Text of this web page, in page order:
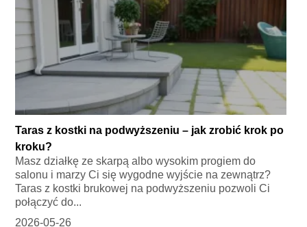
Taras z kostki na podwyższeniu – jak zrobić krok po
kroku?
Masz działkę ze skarpą albo wysokim progiem do
salonu i marzy Ci się wygodne wyjście na zewnątrz?
Taras z kostki brukowej na podwyższeniu pozwoli Ci
połączyć do...
2026-05-26